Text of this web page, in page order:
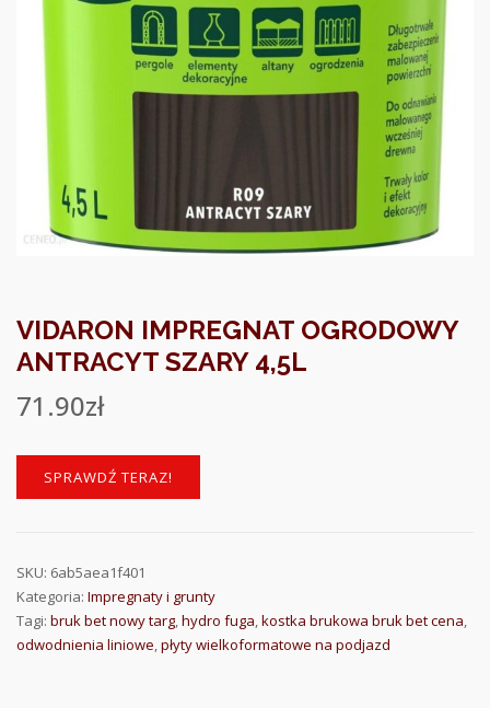
VIDARON IMPREGNAT OGRODOWY
ANTRACYT SZARY 4,5L
71.90zł
SPRAWDŹ TERAZ!
SKU: 6ab5aea1f401
Kategoria: Impregnaty i grunty
Tagi: bruk bet nowy targ,hydro fuga,kostka brukowa bruk bet cena,
odwodnienia liniowe,płyty wielkoformatowe na podjazd